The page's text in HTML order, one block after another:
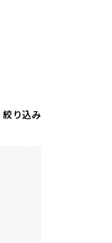
絞り込み